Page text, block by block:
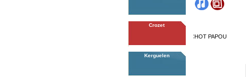
MANCHOT PAPOU
Crozet
Kerguelen